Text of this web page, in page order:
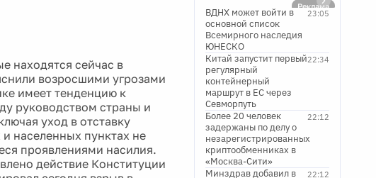
Реклама
находятся сейчас в
возросшими угрозами
имеет тенденцию к
руководством страны и
уход в отставку
населенных пунктах не
проявлениями насилия.
действие Конституции
23:05
ВДНХ может войти в
основной список
Всемирного наследия
ЮНЕСКО
22:34
Китай запустит первый
регулярный
контейнерный
маршрут в ЕС через
Севморпуть
22:12
Более 20 человек
задержаны по делу о
незарегистрированных
криптообменниках в
«Москва-Сити»
22:12
Минздрав добавил в